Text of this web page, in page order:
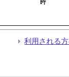
利用される